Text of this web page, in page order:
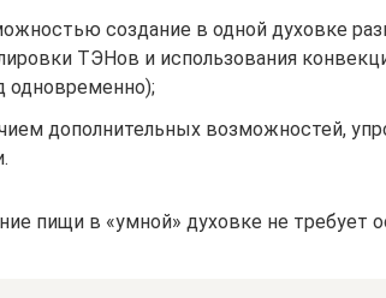
создание в одной духовке
ТЭНов и использования
одновременно);
дополнительных возможностей,
пищи в «умной» духовке не требует